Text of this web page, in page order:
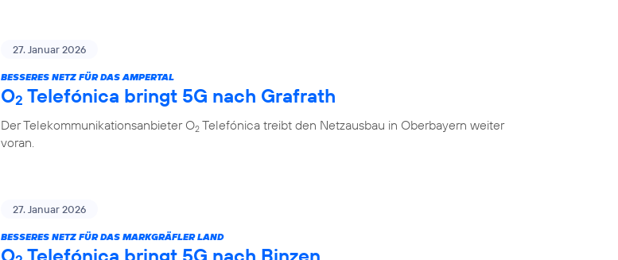
27. Januar 2026
BESSERES NETZ FÜR DAS AMPERTAL
O2 Telefónica bringt 5G nach Grafrath
Der Telekommunikationsanbieter O2 Telefónica treibt den Netzausbau in Oberbayern weiter
voran.
27. Januar 2026
BESSERES NETZ FÜR DAS MARKGRÄFLER LAND
O Telefónica bringt 5G nach Binzen